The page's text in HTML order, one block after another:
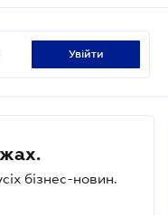
увійти
бізнес-новин.